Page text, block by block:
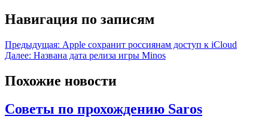
Навигация по записям
Предыдущая: Apple сохранит россиянам доступ к iCloud
Далее: Названа дата релиза игры Minos
Похожие новости
Советы по прохождению Saros